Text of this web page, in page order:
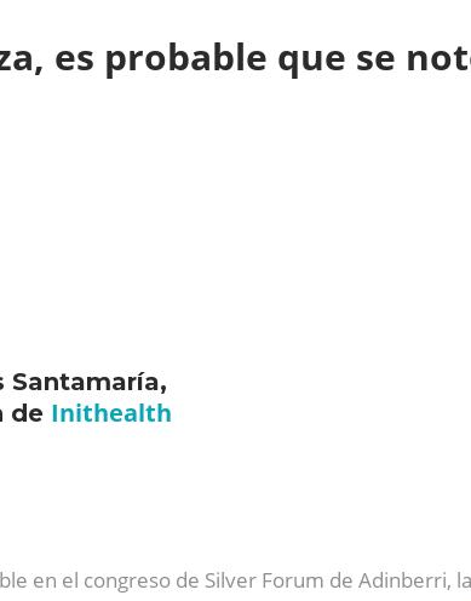
es probable que se
Santamaría,
de Inithealth
en el congreso de Silver Forum de Adinberri,